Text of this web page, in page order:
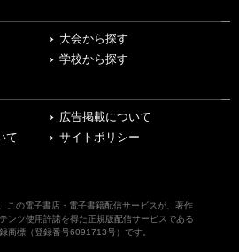
大会から探す
学校から探す
広告掲載について
て
サイトポリシー
この電子書店・電子書籍配信サービスが、著作
ンツ使用許諾を得た正規版配信サービスである
商標（登録番号6091713号）です。